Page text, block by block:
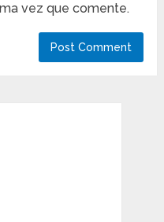
vez que comente.